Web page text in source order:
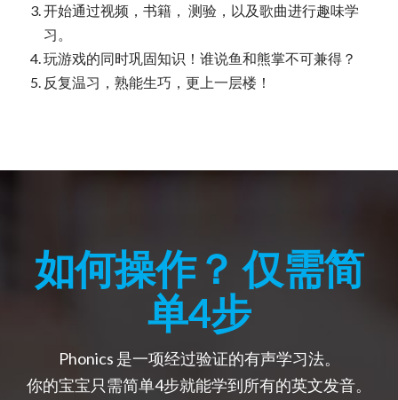
开始通过视频，书籍， 测验，以及歌曲进行趣味学
习。
玩游戏的同时巩固知识！谁说鱼和熊掌不可兼得？
反复温习，熟能生巧，更上一层楼！
如何操作？ 仅需简
单4步
Phonics 是一项经过验证的有声学习法。
你的宝宝只需简单4步就能学到所有的英文发音。